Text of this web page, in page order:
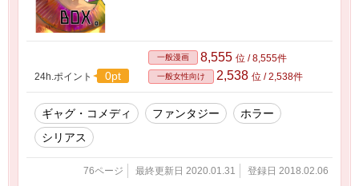
24h.ポイント 0pt
一般漫画 8,555 位 / 8,555件
一般女性向け 2,538 位 / 2,538件
ギャグ・コメディ ファンタジー
ホラー
シリアス
76ページ 最終更新日 2020.01.31 登録日 2018.02.06